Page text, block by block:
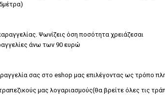
Ψωνίζεις όση ποσότητα χρειάζεσαι
άνω των 90 ευρώ
σας στο eshop μας επιλέγοντας ως τρόπο
μας λογαριασμούς(θα βρείτε όλες τις